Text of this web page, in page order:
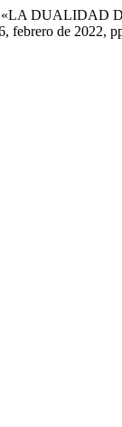
«LA DUALIDAD
febrero de 2022,